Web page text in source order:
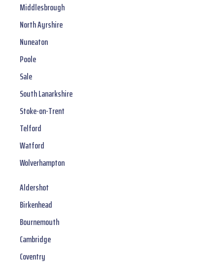
Middlesbrough
North Ayrshire
Nuneaton
Poole
Sale
South Lanarkshire
Stoke-on-Trent
Telford
Watford
Wolverhampton
Aldershot
Birkenhead
Bournemouth
Cambridge
Coventry